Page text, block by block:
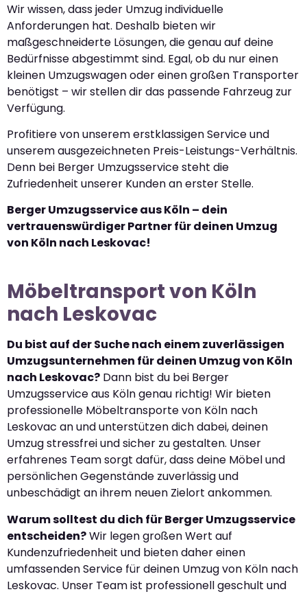
Wir wissen, dass jeder Umzug individuelle
Anforderungen hat. Deshalb bieten wir
maßgeschneiderte Lösungen, die genau auf deine
Bedürfnisse abgestimmt sind. Egal, ob du nur einen
kleinen Umzugswagen oder einen großen Transporter
benötigst – wir stellen dir das passende Fahrzeug zur
Verfügung.
Profitiere von unserem erstklassigen Service und
unserem ausgezeichneten Preis-Leistungs-Verhältnis.
Denn bei Berger Umzugsservice steht die
Zufriedenheit unserer Kunden an erster Stelle.
Berger Umzugsservice aus Köln – dein
vertrauenswürdiger Partner für deinen Umzug
von Köln nach Leskovac!
Möbeltransport von Köln
nach Leskovac
Du bist auf der Suche nach einem zuverlässigen
Umzugsunternehmen für deinen Umzug von Köln
nach Leskovac? Dann bist du bei Berger
Umzugsservice aus Köln genau richtig! Wir bieten
professionelle Möbeltransporte von Köln nach
Leskovac an und unterstützen dich dabei, deinen
Umzug stressfrei und sicher zu gestalten. Unser
erfahrenes Team sorgt dafür, dass deine Möbel und
persönlichen Gegenstände zuverlässig und
unbeschädigt an ihrem neuen Zielort ankommen.
Warum solltest du dich für Berger Umzugsservice
entscheiden?Wir legen großen Wert auf
Kundenzufriedenheit und bieten daher einen
umfassenden Service für deinen Umzug von Köln nach
Leskovac. Unser Team ist professionell geschult und